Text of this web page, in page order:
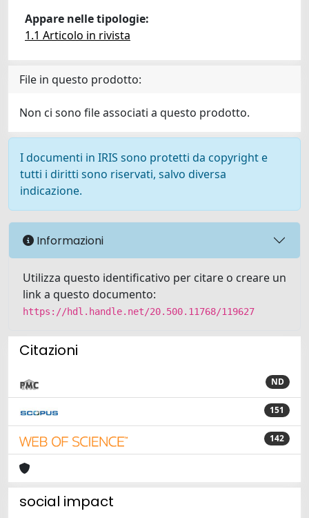
Appare nelle tipologie:
1.1 Articolo in rivista
File in questo prodotto:
Non ci sono file associati a questo prodotto.
I documenti in IRIS sono protetti da copyright e
tutti i diritti sono riservati, salvo diversa
indicazione.
Informazioni
Utilizza questo identificativo per citare o creare un
link a questo documento:
https://hdl.handle.net/20.500.11768/119627
Citazioni
ND
151
142
social impact